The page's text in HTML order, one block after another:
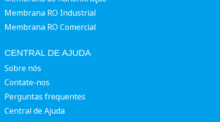
Membrana RO Industrial
Membrana RO Comercial
CENTRAL DE AJUDA
Sobre nós
Contate-nos
Perguntas frequentes
Central de Ajuda